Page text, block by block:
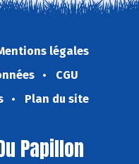
légales
CGU
Plan du site
Papillon